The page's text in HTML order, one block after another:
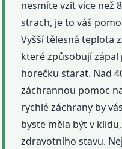
nesmíte vzít více než
strach, je to váš
Vyšší tělesná teplota
které způsobují zápal
horečku starat. Nad
záchrannou pomoc
rychlé záchrany by
byste měla být v
zdravotního stavu.